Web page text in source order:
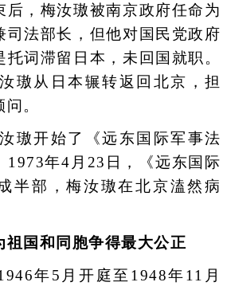
，梅汝璈被南京政府任命为
司法部长，但他对国民党政府
词滞留日本，未回国就职。
璈从日本辗转返回北京，担
。
开始了《远东国际军事法
1973年4月23日，《远东国际
半部，梅汝璈在北京溘然病
国和同胞争得最大公正
年5月开庭至1948年11月